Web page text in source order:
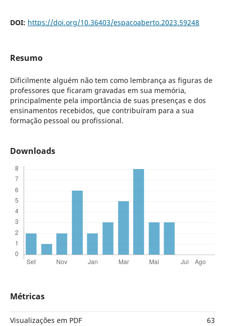
DOI: https://doi.org/10.36403/espacoaberto.2023.59248
Resumo
Dificilmente alguém não tem como lembrança as figuras de
professores que ficaram gravadas em sua memória,
principalmente pela importância de suas presenças e dos
ensinamentos recebidos, que contribuíram para a sua
formação pessoal ou profissional.
Downloads
Métricas
Visualizações em PDF 63